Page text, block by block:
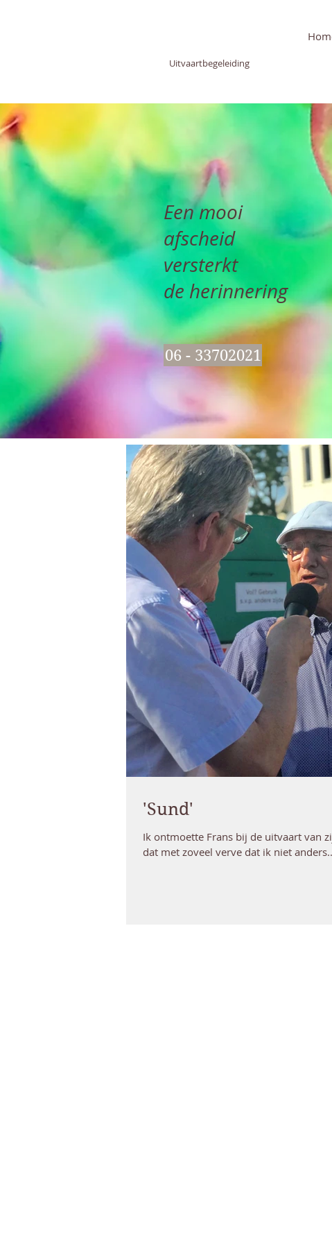
Uitvaartbegeleiding
Een mooi
afscheid
versterkt
de herinnering
06 - 33702021
'Sund'
Ik ontmoette Frans bij de uitvaart van
dat met zoveel verve dat ik niet